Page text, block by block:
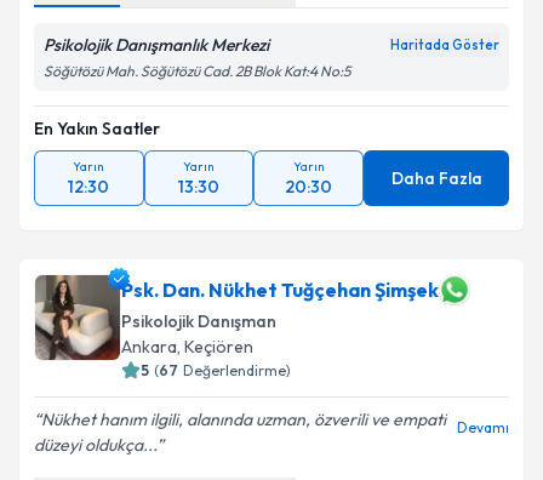
Psikolojik Danışmanlık Merkezi Haritada Göster
Söğütözü Mah. Söğütözü Cad. 2B Blok Kat:4 No:5
En Yakın Saatler
Yarın
12:30
Yarın
13:30
Yarın
20:30 Daha Fazla
Psk. Dan. Nükhet Tuğçehan Şimşek
Psikolojik Danışman
Ankara, Keçiören
5 (67 Değerlendirme)
Nükhet hanım ilgili, alanında uzman, özverili ve empati
düzeyi oldukça...
Devamı